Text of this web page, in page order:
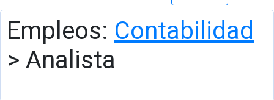
Empleos: Contabilidad
> Analista